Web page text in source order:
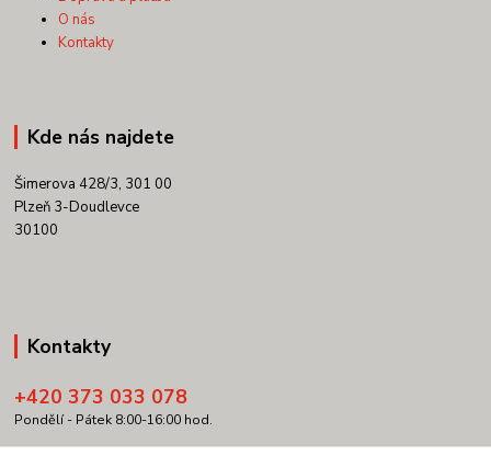
O nás
Kontakty
Kde nás najdete
Šimerova 428/3, 301 00
Plzeň 3-Doudlevce
30100
Kontakty
+420 373 033 078
Pondělí - Pátek 8:00-16:00 hod.